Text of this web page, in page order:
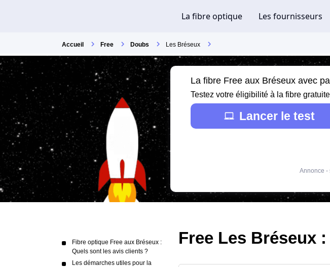
Accueil Free Doubs Les Bréseux
La fibre Free aux Bréseux avec
Testez votre éligibilité à la fibre
Lancer le test
Annonce -
Fibre optique Free aux Bréseux :
Quels sont les avis clients ?
Les démarches utiles pour la
Free Les Bréseux